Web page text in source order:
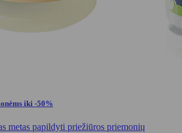
iki -50%
metas papildyti priežiūros priemonių